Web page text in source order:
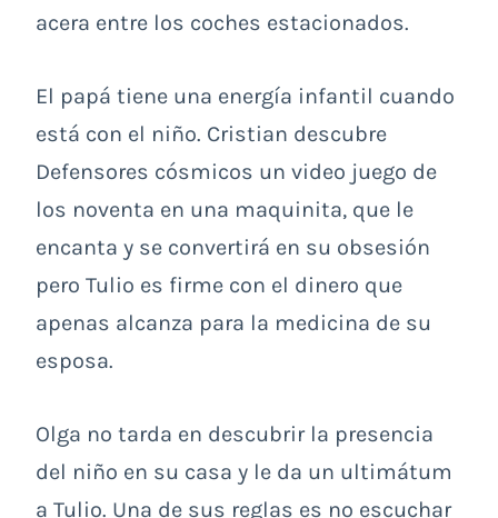
acera entre los coches estacionados.
El papá tiene una energía infantil cuando
está con el niño. Cristian descubre
Defensores cósmicos un video juego de
los noventa en una maquinita, que le
encanta y se convertirá en su obsesión
pero Tulio es firme con el dinero que
apenas alcanza para la medicina de su
esposa.
Olga no tarda en descubrir la presencia
del niño en su casa y le da un ultimátum
a Tulio. Una de sus reglas es no escuchar